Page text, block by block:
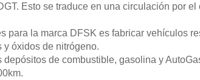
Esto se traduce en una circulación por
para la marca DFSK es fabricar vehículos
óxidos de nitrógeno.
depósitos de combustible, gasolina y